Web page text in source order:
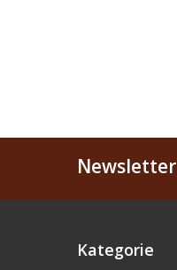
Newsletter
Kategorie